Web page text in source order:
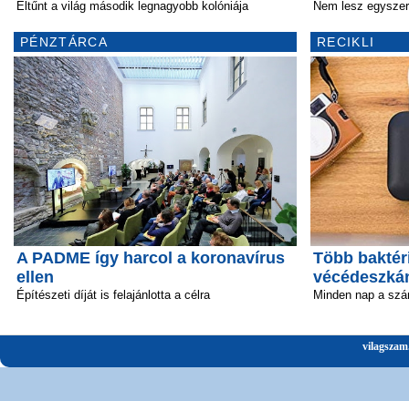
Eltűnt a világ második legnagyobb kolóniája
PÉNZTÁRCA
A PADME így harcol a koronavírus
ellen
Építészeti díját is felajánlotta a célra
Nem lesz
RECIKLI
Több
Minden nap a